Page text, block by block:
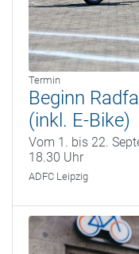
Termin
Beginn
(inkl. E-Bike)
Vom 1. bis 22.
18.30 Uhr
ADFC Leipzig